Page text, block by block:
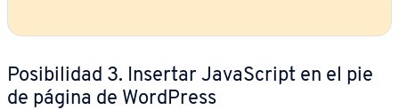
Po­si­bi­li­dad 3. Insertar Ja­va­S­cri­pt en el pie
de página de WordPress